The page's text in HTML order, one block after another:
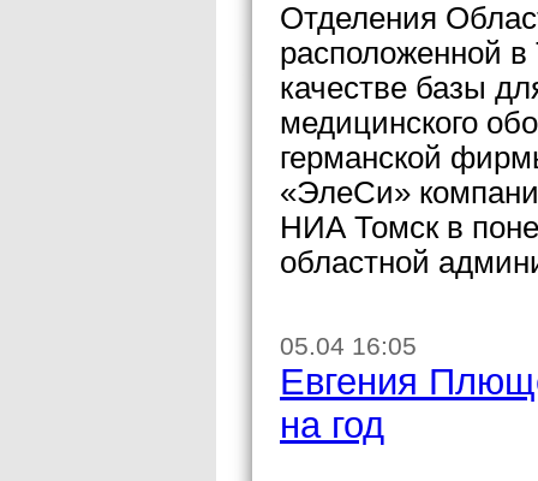
Отделения
расположенной в
качестве базы
медицинского
германской
«ЭлеСи»
НИА Томск в
областной
05.04 16:05
Евгения
на год